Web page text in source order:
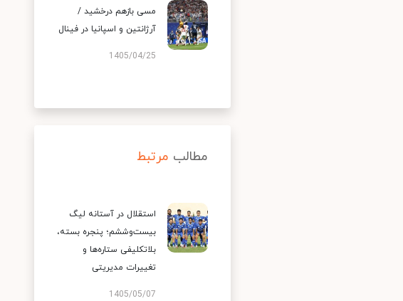
مسی بازهم درخشید /
آرژانتین و اسپانیا در فینال
1405/04/25
مطالب مرتبط
استقلال در آستانه لیگ
بیست‌وششم؛ پنجره بسته،
بلاتکلیفی ستاره‌ها و
تغییرات مدیریتی
1405/05/07